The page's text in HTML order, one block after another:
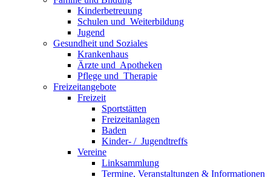
Kinderbetreuung
Schulen und ­ Weiterbildung
Jugend
Gesundheit und Soziales
Krankenhaus
Ärzte und ­ Apotheken
Pflege und ­ Therapie
Freizeit­angebote
Freizeit
Sportstätten
Freizeitanlagen
Baden
Kinder- / ­ Jugendtreffs
Vereine
Linksammlung
Termine, Veranstaltungen & Informationen